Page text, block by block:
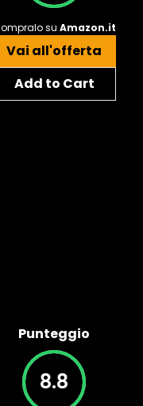
su Amazon.it
Vai all'offerta
Add to Cart
Punteggio
8.8